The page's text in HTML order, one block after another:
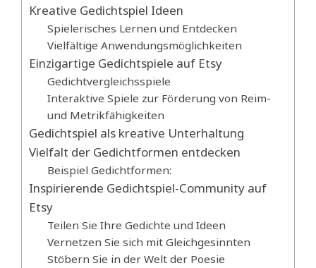
Kreative Gedichtspiel Ideen
Spielerisches Lernen und Entdecken
Vielfältige Anwendungsmöglichkeiten
Einzigartige Gedichtspiele auf Etsy
Gedichtvergleichsspiele
Interaktive Spiele zur Förderung von Reim-
und Metrikfähigkeiten
Gedichtspiel als kreative Unterhaltung
Vielfalt der Gedichtformen entdecken
Beispiel Gedichtformen:
Inspirierende Gedichtspiel-Community auf
Etsy
Teilen Sie Ihre Gedichte und Ideen
Vernetzen Sie sich mit Gleichgesinnten
Stöbern Sie in der Welt der Poesie